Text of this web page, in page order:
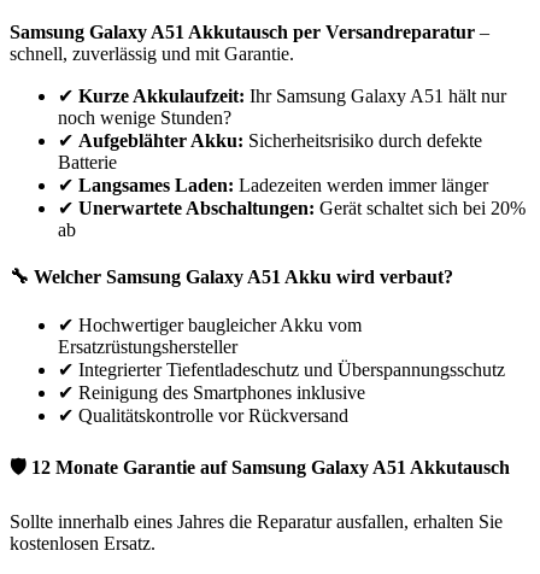
Samsung Galaxy A51 Akkutausch per Versandreparatur –
schnell, zuverlässig und mit Garantie.
✔ Kurze Akkulaufzeit: Ihr Samsung Galaxy A51 hält nur
noch wenige Stunden?
✔ Aufgeblähter Akku: Sicherheitsrisiko durch defekte
Batterie
✔ Langsames Laden: Ladezeiten werden immer länger
✔ Unerwartete Abschaltungen: Gerät schaltet sich bei 20%
ab
🔧 Welcher Samsung Galaxy A51 Akku wird verbaut?
✔ Hochwertiger baugleicher Akku vom
Ersatzrüstungshersteller
✔ Integrierter Tiefentladeschutz und Überspannungsschutz
✔ Reinigung des Smartphones inklusive
✔ Qualitätskontrolle vor Rückversand
🛡 12 Monate Garantie aufSamsung Galaxy A51 Akkutausch
Sollte innerhalb eines Jahres die Reparatur ausfallen, erhalten Sie
kostenlosen Ersatz.